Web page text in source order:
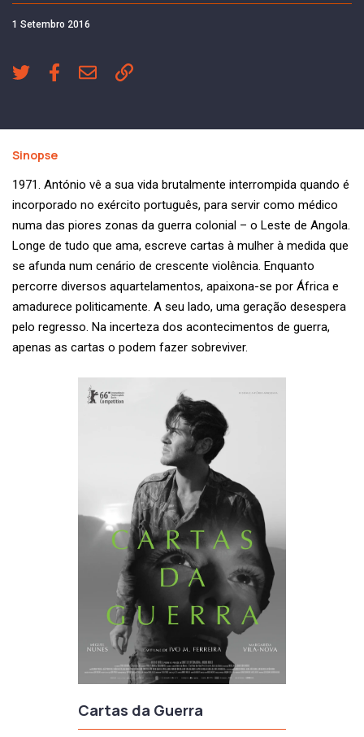
1 Setembro 2016
Cartas da Guerra
Sinopse
1971. António vê a sua vida brutalmente interrompida quando é
incorporado no exército português, para servir como médico
numa das piores zonas da guerra colonial – o Leste de Angola.
Longe de tudo que ama, escreve cartas à mulher à medida que
se afunda num cenário de crescente violência. Enquanto
percorre diversos aquartelamentos, apaixona-se por África e
amadurece politicamente. A seu lado, uma geração desespera
pelo regresso. Na incerteza dos acontecimentos de guerra,
apenas as cartas o podem fazer sobreviver.